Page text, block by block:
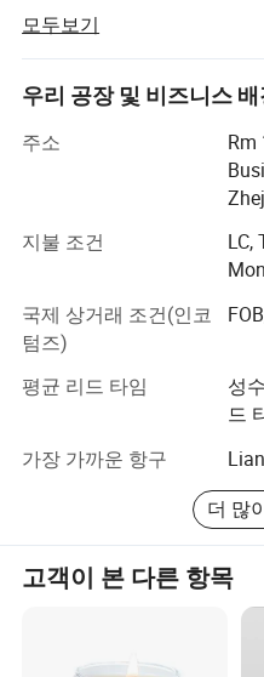
Ningbo에 전문 수입수출회
유리 병, 유리 용기 및 유리
하고 있습니다.
우리의 사명은
우리의 고객에게 식품, 음료
한 모든 종류의 유리 포장
다하고 있습니다. 고객이 프
조달 및 운송 시간을 단축
우리 팀
우리는 열정적이고, 고객에
지식, 강력한 공급망, 팀 업
션을 제공합니다. 파트너가
@Glass ®, Better Life TM
유리 젖병, 용기, 유리 제품
선사하고 건강한 라이프스
모두보기
우리 공장 및 비즈니스
주소
Rm
지불 조건
LC,
국제 상거래 조건(인코
텀즈)
평균 리드 타임
성
드
가장 가까운 항구
더 많
고객이 본 다른 항목